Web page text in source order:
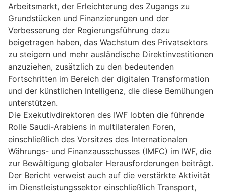
Arbeitsmarkt, der Erleichterung des Zugangs zu
Grundstücken und Finanzierungen und der
Verbesserung der Regierungsführung dazu
beigetragen haben, das Wachstum des Privatsektors
zu steigern und mehr ausländische Direktinvestitionen
anzuziehen, zusätzlich zu den bedeutenden
Fortschritten im Bereich der digitalen Transformation
und der künstlichen Intelligenz, die diese Bemühungen
unterstützen.
Die Exekutivdirektoren des IWF lobten die führende
Rolle Saudi-Arabiens in multilateralen Foren,
einschließlich des Vorsitzes des Internationalen
Währungs- und Finanzausschusses (IMFC) im IWF, die
zur Bewältigung globaler Herausforderungen beiträgt.
Der Bericht verweist auch auf die verstärkte Aktivität
im Dienstleistungssektor einschließlich Transport,